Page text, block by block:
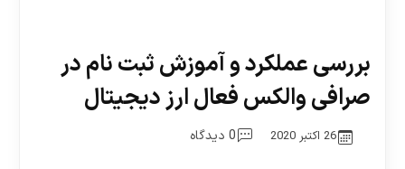
بررسی عملکرد و آموزش ثبت نام در
صرافی والکس فعال ارز دیجیتال
26 اکتبر 2020 0 دیدگاه